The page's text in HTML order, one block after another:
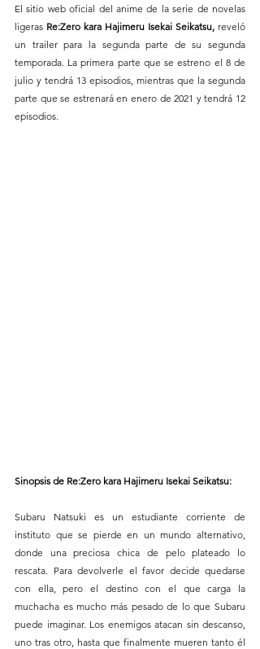
El sitio web oficial del anime de la serie de novelas
ligeras Re:Zero kara Hajimeru Isekai Seikatsu, reveló
un trailer para la segunda parte de su segunda
temporada. La primera parte que se estreno el 8 de
julio y tendrá 13 episodios, mientras que la segunda
parte que se estrenará en enero de 2021 y tendrá 12
episodios.
Sinopsis de Re:Zero kara Hajimeru Isekai Seikatsu:
Subaru Natsuki es un estudiante corriente de
instituto que se pierde en un mundo alternativo,
donde una preciosa chica de pelo plateado lo
rescata. Para devolverle el favor decide quedarse
con ella, pero el destino con el que carga la
muchacha es mucho más pesado de lo que Subaru
puede imaginar. Los enemigos atacan sin descanso,
uno tras otro, hasta que finalmente mueren tanto él